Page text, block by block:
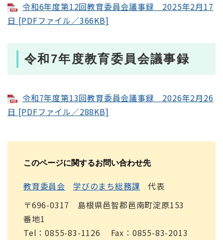
令和6年度第12回教育委員会議事録 2025年2月17
日 [PDFファイル／366KB]
令和7年度教育委員会議事録
令和7年度第13回教育委員会議事録 2026年2月26
日 [PDFファイル／288KB]
このページに関するお問い合わせ先
教育委員会 学びのまち総務課
代表
〒696-0317 島根県邑智郡邑南町淀原153
番地1
Tel：0855-83-1126
Fax：0855-83-2013